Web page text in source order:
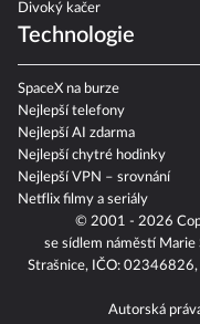
© 2001 - 2026
se sídlem náměstí
Strašnice, IČO: 02346826,
Autorská
Divoký kačer
Technologie
SpaceX na burze
Nejlepší telefony
Nejlepší AI zdarma
Nejlepší chytré hodinky
Nejlepší VPN – srovnání
Netflix filmy a seriály